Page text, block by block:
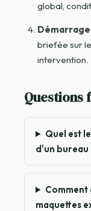
global,
briefée sur
intervention.
Questions
Quel est
d'un bureau
Comment
maquettes